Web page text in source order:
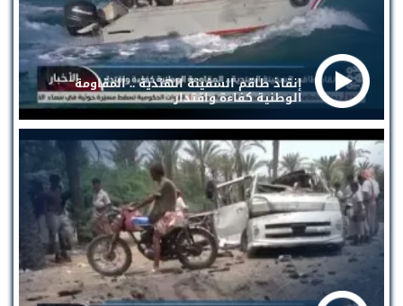
إنقاذ طاقم السفينة الهندية .. المقاومة
الوطنية كفاءة واقتدار